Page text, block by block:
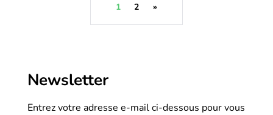
1 2 »
Newsletter
Entrez votre adresse e-mail ci-dessous pour vous